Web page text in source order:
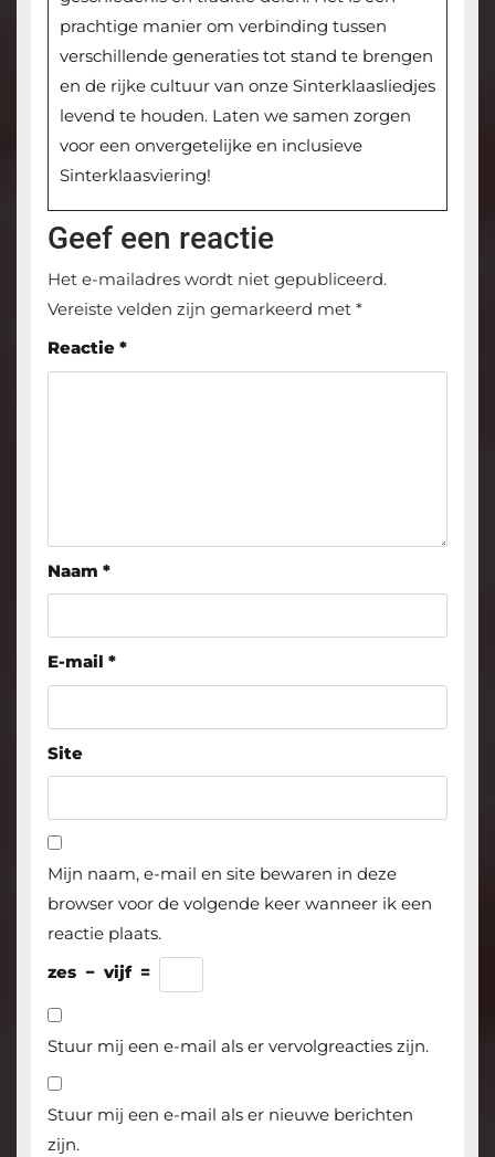
prachtige manier om verbinding tussen
verschillende generaties tot stand te brengen
en de rijke cultuur van onze Sinterklaasliedjes
levend te houden. Laten we samen zorgen
voor een onvergetelijke en inclusieve
Sinterklaasviering!
Geef een reactie
Het e-mailadres wordt niet gepubliceerd.
Vereiste velden zijn gemarkeerd met *
Reactie *
Naam *
E-mail *
Site
Mijn naam, e-mail en site bewaren in deze
browser voor de volgende keer wanneer ik een
reactie plaats.
zes − vijf =
Stuur mij een e-mail als er vervolgreacties zijn.
Stuur mij een e-mail als er nieuwe berichten
zijn.